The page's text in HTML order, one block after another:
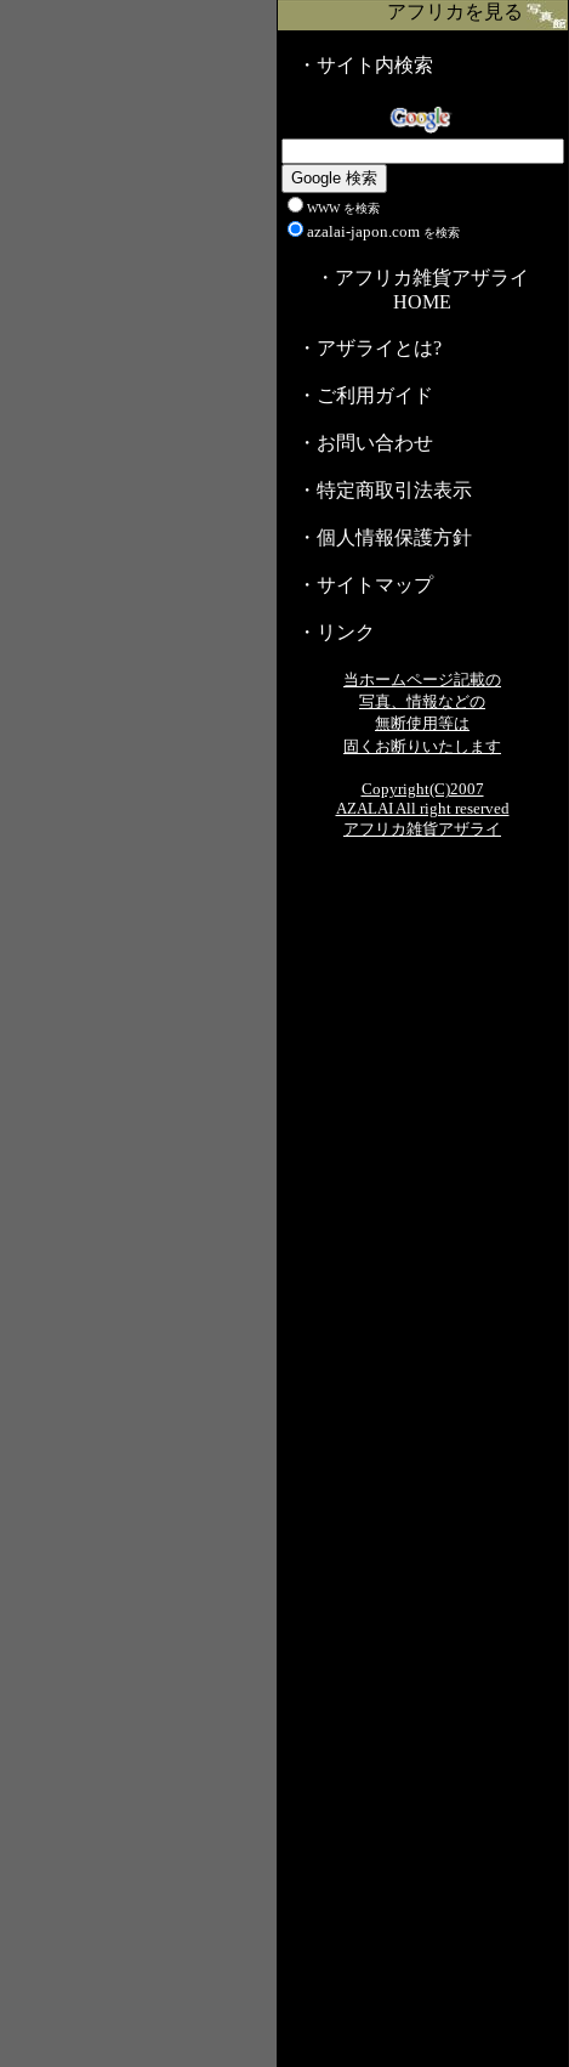
アフリカを見る
・サイト内検索
WWW を検索
azalai-japon.com を検索
・アフリカ雑貨アザライ
HOME
・アザライとは?
・ご利用ガイド
・お問い合わせ
・特定商取引法表示
・個人情報保護方針
・サイトマップ
・リンク
当ホームページ記載の
写真、情報などの
無断使用等は
固くお断りいたします
Copyright(C)2007
AZALAI All right reserved
アフリカ雑貨アザライ